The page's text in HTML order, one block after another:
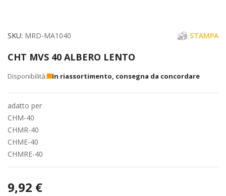
Vai
della
immagini
SKU MRD-MA1040 STAMPA
CHT MVS 40 ALBERO LENTO
In riassortimento, consegna da concordare
adatto per
CHM-40
CHMR-40
CHME-40
CHMRE-40
9,92 €